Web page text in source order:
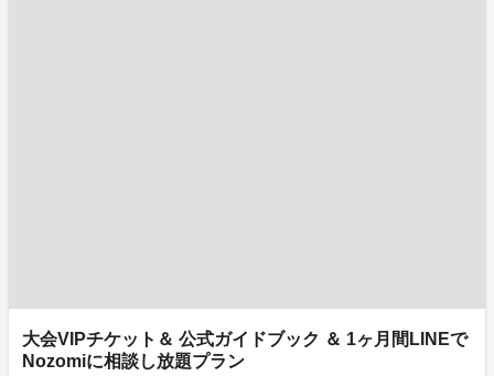
大会VIPチケット＆ 公式ガイドブック ＆ 1ヶ月間LINEで
Nozomiに相談し放題プラン